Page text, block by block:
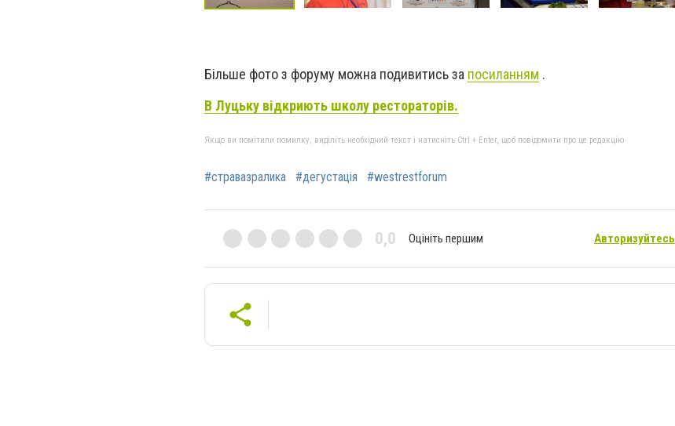
Більше фото з форуму можна подивитись за посиланням .
В Луцьку відкриють школу рестораторів.
Якщо ви помітили помилку, виділіть необхідний текст і натисніть Ctrl + Enter, щоб повідомити про це редакцію
#стравазралика #дегустація #westrestforum
0,0 Оцініть першим Авторизуйтесь